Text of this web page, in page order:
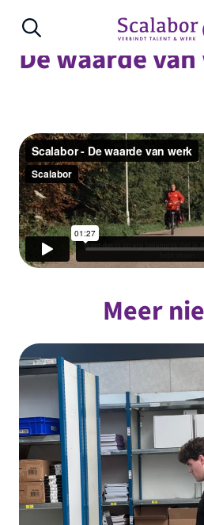
De waarde
Meer